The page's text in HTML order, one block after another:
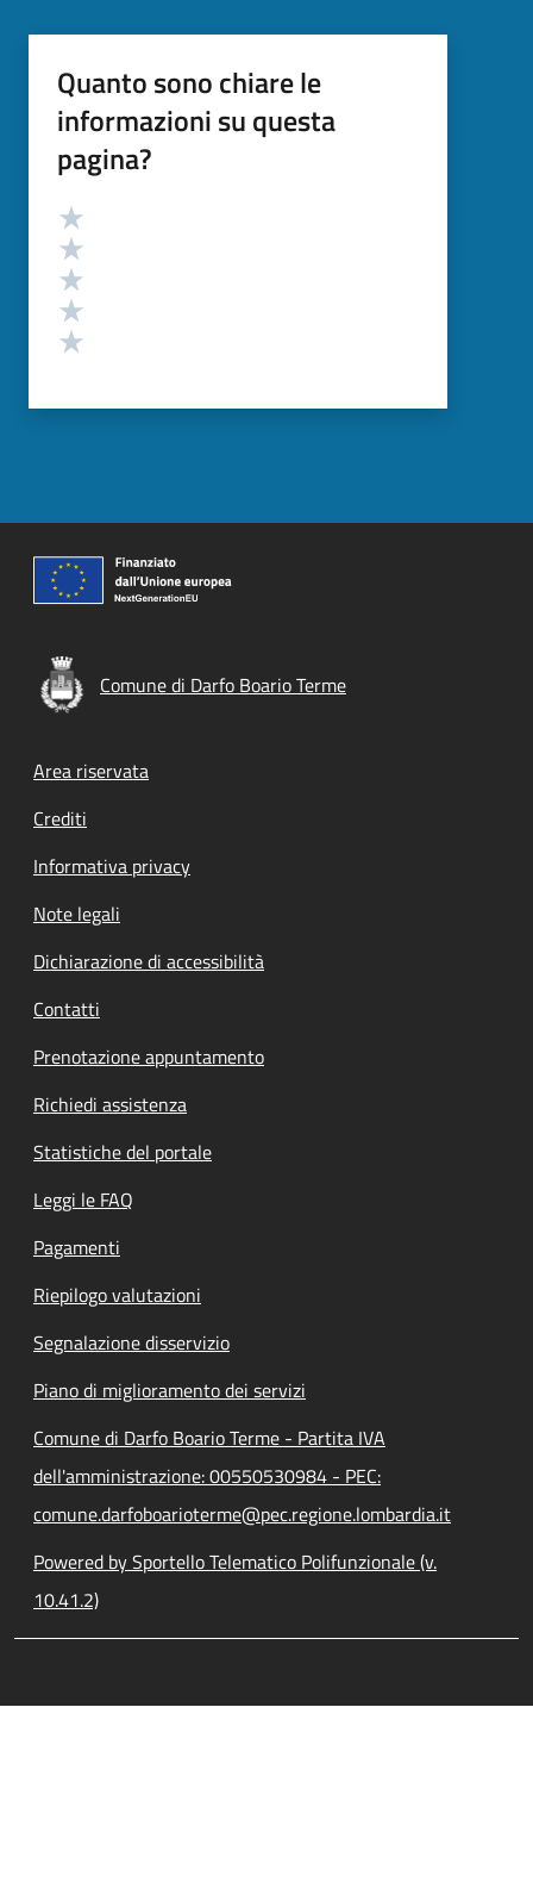
Quanto sono chiare le
informazioni su questa
pagina?
Valutazione
Comune di Darfo Boario Terme
Footer menu
Area riservata
Crediti
Informativa privacy
Note legali
Dichiarazione di accessibilità
Contatti
Prenotazione appuntamento
Richiedi assistenza
Statistiche del portale
Leggi le FAQ
Pagamenti
Riepilogo valutazioni
Segnalazione disservizio
Piano di miglioramento dei servizi
Comune di Darfo Boario Terme - Partita IVA
dell'amministrazione: 00550530984 - PEC:
comune.darfoboarioterme@pec.regione.lombardia.it
Powered by Sportello Telematico Polifunzionale (v.
10.41.2)